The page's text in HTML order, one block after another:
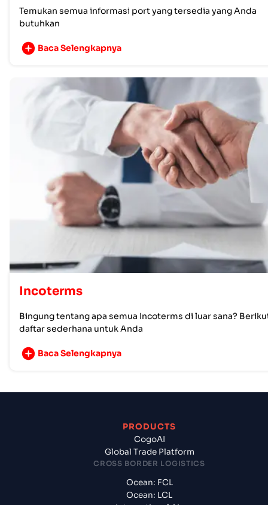
Temukan semua informasi port yang tersedia yang Anda
butuhkan
Baca Selengkapnya
Incoterms
Bingung tentang apa semua Incoterms di luar sana?
daftar sederhana untuk Anda
Baca Selengkapnya
PRODUCTS
CogoAI
Global Trade Platform
CROSS BORDER LOGISTICS
Ocean: FCL
Ocean: LCL